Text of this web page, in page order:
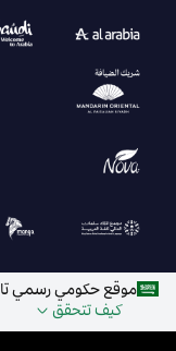
موقع حكومي رسمي
كيف تتحقق